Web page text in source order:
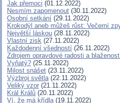
Jak přemoci (01.12.2022)
Nesmím zapomenout (30.11.2022)
Osobní setkání (29.11.2022)
Krokodýl aneb můžeš růst: Večerní
Největší láskou (28.11.2022)
Vlastní zisk (27.11.2022)
Každodenní všedností (26.11.2022)
Zdrojem opravdové radosti a
Vyňatý? (25.11.2022)
Milost snášet (23.11.2022)
Výzbroj světla(22.11.2022)
Veliký vzor (21.11.2022)
Král Králů (20.11.2022)
Ví, že má křídla(19.11.2022)